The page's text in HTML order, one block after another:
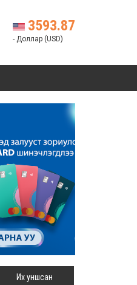
3593.87
- Доллар (USD)
Их уншсан